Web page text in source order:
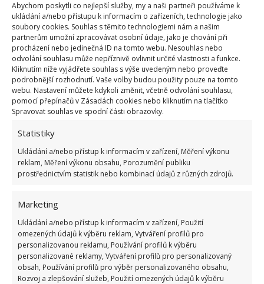
Abychom poskytli co nejlepší služby, my a naši partneři používáme k
ukládání a/nebo přístupu k informacím o zařízeních, technologie jako
soubory cookies. Souhlas s těmito technologiemi nám a našim
partnerům umožní zpracovávat osobní údaje, jako je chování při
procházení nebo jedinečná ID na tomto webu. Nesouhlas nebo
odvolání souhlasu může nepříznivě ovlivnit určité vlastnosti a funkce.
Kliknutím níže vyjádřete souhlas s výše uvedeným nebo proveďte
podrobnější rozhodnutí. Vaše volby budou použity pouze na tomto
webu. Nastavení můžete kdykoli změnit, včetně odvolání souhlasu,
pomocí přepínačů v Zásadách cookies nebo kliknutím na tlačítko
Spravovat souhlas ve spodní části obrazovky.
Statistiky
Ukládání a/nebo přístup k informacím v zařízení, Měření výkonu
reklam, Měření výkonu obsahu, Porozumění publiku
prostřednictvím statistik nebo kombinací údajů z různých zdrojů.
Marketing
Ukládání a/nebo přístup k informacím v zařízení, Použití
omezených údajů k výběru reklam, Vytváření profilů pro
personalizovanou reklamu, Používání profilů k výběru
personalizované reklamy, Vytváření profilů pro personalizovaný
obsah, Používání profilů pro výběr personalizovaného obsahu,
Rozvoj a zlepšování služeb, Použití omezených údajů k výběru
Pokuta až 10 000 Kč hrozí za nesprávné sekání i
nesekání trávy. Záleží i na prostředku a lokaci
1.6.2026
Kvíz na téma pionýrské tábory za socialismu:
Kdo je zažil, bez problému získá 12 ze 12 bodů
12.5.2026
komunismu: 10 retro otázek ukáže, kdo má
dobrý přehled
23.6.2026
socialismu: Tehdejší řidiči musí získat 10 z 10
bodů
6.5.2026